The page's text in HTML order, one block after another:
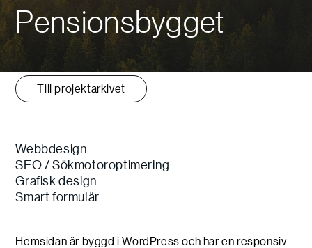
Pensionsbygget
Till projektarkivet
Webbdesign
SEO / Sökmotoroptimering
Grafisk design
Smart formulär
Hemsidan är byggd i WordPress och har en responsiv